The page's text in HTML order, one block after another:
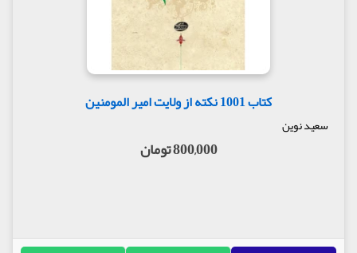
کتاب 1001 نکته از ولایت امیر المومنین
سعید نوین
800,000 تومان